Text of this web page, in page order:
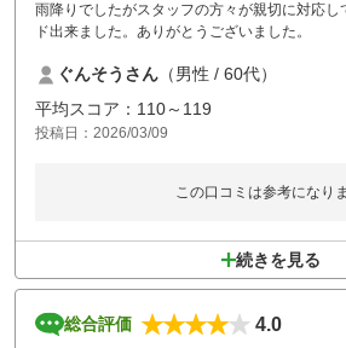
雨降りでしたがスタッフの方々が親切に対応し
ド出来ました。ありがとうございました。
ぐんそうさん （男性 / 60代）
平均スコア：110～119
投稿日：2026/03/09
この口コミは参考になり
続きを見る
総合評価
4.0